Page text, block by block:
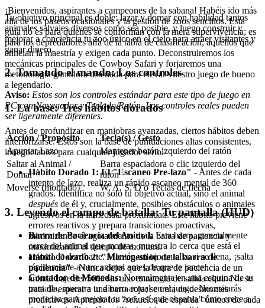
Tu objetivo principal es doble: lazar y domar con habilidad tantos
animales salvajes diversos como sea posible, y luego construir y
mejorar a conciencia tu zoo único en el cielo para atraer visitantes y
ganar dinero.
2. Tomando el mando: Los controles
Aviso: Estos son los controles estándar para este tipo de juego en
PC con Navegador y Teclado/Ratón. Los controles reales pueden
ser ligeramente diferentes.
Acción / Propósito
Tecla(s) / Gesto
Apuntar Lazo
Mantener botón izquierdo del ratón
Saltar al Animal /
Domar
Barra espaciadora o clic izquierdo del
ratón
Moverse (montado)
W, A, S, D o Teclas de flecha
3. Leyendo el campo de batalla: Tu pantalla (HUD)
Barra de Paciencia del Animal: Esta barra, generalmente
cerca del animal que montas, muestra lo cerca que está el
animal de derribarte. Mantén un ojo en ella: si se llena, ¡salta
rápidamente a otro animal antes de que te lance!
Contador de Monedas:Normalmente en una esquina de tu
pantalla, muestra tu dinero actual en el juego. Necesitarás
monedas para mejorar tu zoo, así que observa cómo crece a
¡Bienvenidos, aspirantes a campeones de la sabana! Habéis ido más
allá de los paseos ocasionales y la gestión de zoos sencillos. Esta
guía no es para quienes se conforman con la mera supervivencia; es
para los depredadores alfa de la tabla de clasificación, aquellos que
anhelan la maestría y exigen cada punto. Deconstruiremos los
mecánicas principales de Cowboy Safari y forjaremos una
metodología ganadora diseñada para elevar vuestro juego de bueno
a legendario.
1. La base: Tres hábitos dorados
Antes de profundizar en maniobras avanzadas, ciertos hábitos deben
interiorizarse. Estos son la base de puntuaciones altas consistentes,
innegociables para cualquier jugador serio.
Hábito Dorado 1: El "Escaneo Pre-lazo" - Antes de cada
intento de lazo, realiza un rápido escaneo mental de 360
grados. Identifica no solo tu objetivo actual, sino el animal
después de él y, crucialmente, posibles obstáculos o animales
agresivos en la inmediata proximidad. Este hábito previene
errores reactivos y prepara transiciones proactivas,
minimizando el agotamiento de la barra de paciencia y
maximizando el tiempo de montura.
Hábito Dorado 2: "Microgestión de la barra de
paciencia"- Nunca dejes que la barra de paciencia de un
animal baje del 50% sin una estrategia de salida clara. No se
trata de esperar a una barra roja; se trata de desmontes
predictivos. Aprende los "señuelos de espalda" únicos de cada